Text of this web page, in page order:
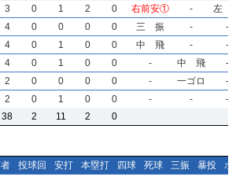
3 0 1 2 0 右前安① -
左
4 0 0 0 0 三 振 -
-
4 0 1 0 0 中 飛 -
-
4 0 1 0 0 - 中 飛
-
2 0 0 0 0 - 一ゴロ
-
2 0 1 0 0 - -
-
38 2 11 2 0
3 0 1 2 0 右前安① -
左
4 0 0 0 0 三 振 -
-
4 0 1 0 0 中 飛 -
-
4 0 1 0 0 - 中 飛
-
2 0 0 0 0 - 一ゴロ
-
2 0 1 0 0 - -
-
38 2 11 2 0
3 0 1 2 0 右前安① -
左
4 0 0 0 0 三 振 -
-
4 0 1 0 0 中 飛 -
-
4 0 1 0 0 - 中 飛
-
2 0 0 0 0 - 一ゴロ
-
2 0 1 0 0 - -
-
38 2 11 2 0
3 0 1 2 0 右前安① -
左
4 0 0 0 0 三 振 -
-
4 0 1 0 0 中 飛 -
-
4 0 1 0 0 - 中 飛
-
2 0 0 0 0 - 一ゴロ
-
2 0 1 0 0 - -
-
38 2 11 2 0
投球回 安打 本塁打 四球 死球 三振 暴投
ボ
投球回 安打 本塁打 四球 死球 三振 暴投
ボ
投球回 安打 本塁打 四球 死球 三振 暴投
ボ
投球回 安打 本塁打 四球 死球 三振 暴投
ボ